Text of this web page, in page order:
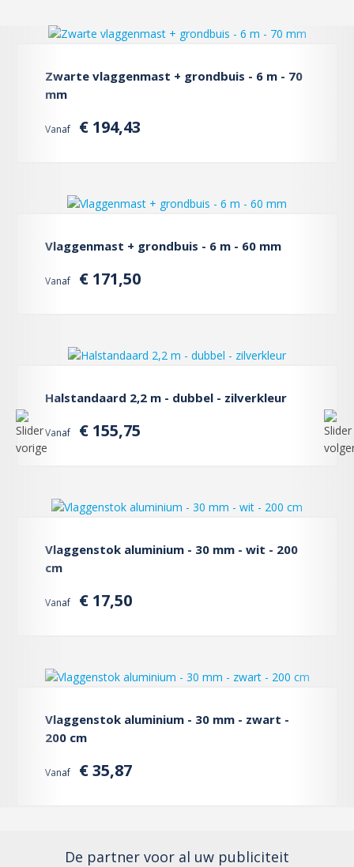
Zwarte vlaggenmast + grondbuis - 6 m - 70
mm
Vanaf € 194,43
Vlaggenmast + grondbuis - 6 m - 60 mm
Vanaf € 171,50
Halstandaard 2,2 m - dubbel - zilverkleur
Vanaf € 155,75
Vlaggenstok aluminium - 30 mm - wit - 200
cm
Vanaf € 17,50
Vlaggenstok aluminium - 30 mm - zwart -
200 cm
Vanaf € 35,87
De partner voor al uw publiciteit